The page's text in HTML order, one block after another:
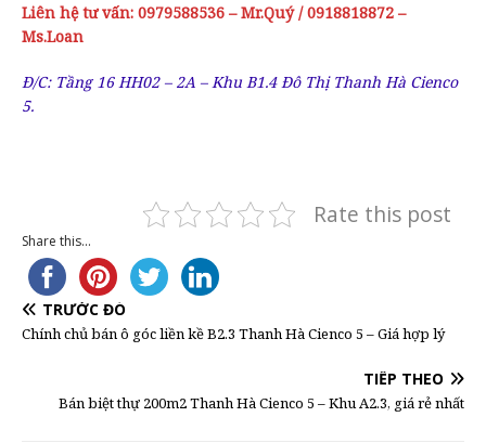
Liên hệ tư vấn: 0979588536 – Mr.Quý / 0918818872 –
Ms.Loan
Đ/C: Tầng 16 HH02 – 2A – Khu B1.4 Đô Thị Thanh Hà Cienco
5.
Rate this post
Share this...
TRƯỚC ĐÓ
Chính chủ bán ô góc liền kề B2.3 Thanh Hà Cienco 5 – Giá hợp lý
TIẾP THEO
Bán biệt thự 200m2 Thanh Hà Cienco 5 – Khu A2.3, giá rẻ nhất